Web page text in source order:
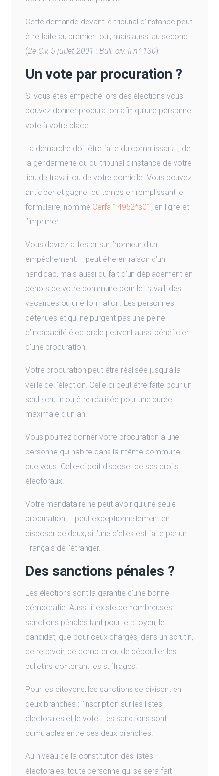
Cette demande devant le tribunal d’instance peut
être faite au premier tour, mais aussi au second.
(2e Civ, 5 juillet 2001 : Bull. civ. II n° 130)
Un vote par procuration ?
Si vous êtes empêché lors des élections vous
pouvez donner procuration afin qu’une personne
vote à votre place.
La démarche doit être faite du commissariat, de
la gendarmerie ou du tribunal d’instance de votre
lieu de travail ou de votre domicile. Vous pouvez
anticiper et gagner du temps en remplissant le
formulaire, nommé Cerfa 14952*s01 , en ligne et
l’imprimer.
Vous devrez attester sur l’honneur d’un
empêchement. Il peut être en raison d’un
handicap, mais aussi du fait d’un déplacement en
dehors de votre commune pour le travail, des
vacances ou une formation. Les personnes
détenues et qui ne purgent pas une peine
d’incapacité électorale peuvent aussi bénéficier
d’une procuration.
Votre procuration peut être réalisée jusqu’à la
veille de l’élection. Celle-ci peut être faite pour un
seul scrutin ou être réalisée pour une durée
maximale d’un an.
Vous pourrez donner votre procuration à une
personne qui habite dans la même commune
que vous. Celle-ci doit disposer de ses droits
électoraux.
Votre mandataire ne peut avoir qu’une seule
procuration. Il peut exceptionnellement en
disposer de deux, si l’une d’elles est faite par un
Français de l’étranger.
Des sanctions pénales ?
Les élections sont la garantie d’une bonne
démocratie. Aussi, il existe de nombreuses
sanctions pénales tant pour le citoyen, le
candidat, que pour ceux chargés, dans un scrutin,
de recevoir, de compter ou de dépouiller les
bulletins contenant les suffrages.
Pour les citoyens, les sanctions se divisent en
deux branches : l’inscription sur les listes
électorales et le vote. Les sanctions sont
cumulables entre ces deux branches.
Au niveau de la constitution des listes
électorales, toute personne qui se sera fait